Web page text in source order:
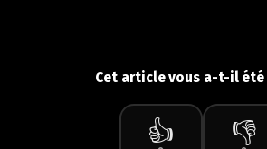
Cet article vous a-t-il
👍 👎